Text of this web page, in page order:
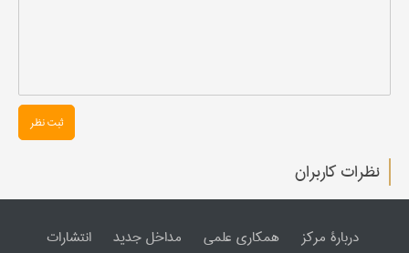
ثبت نظر
نظرات کاربران
دربارۀ مرکز همکاری علمی مداخل جدید انتشارات